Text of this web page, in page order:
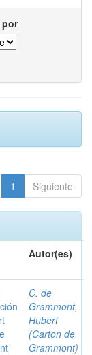
por
1 Siguiente
Autor(es)
C. de
Grammont,
Hubert
(Carton de
Grammont)